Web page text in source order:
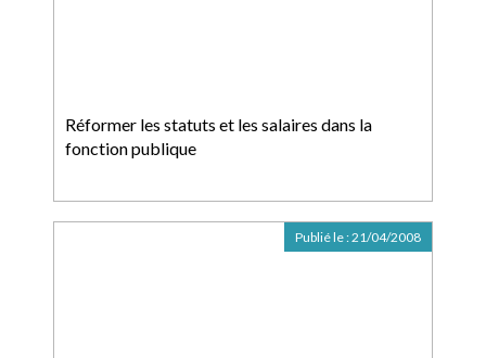
Réformer les statuts et les salaires dans la
fonction publique
Publié le :21/04/2008